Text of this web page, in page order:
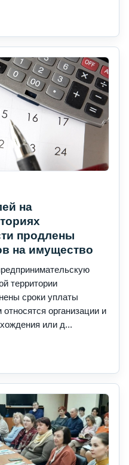
на
продлены
на имущество
территории
сроки уплаты
организации и
или д...